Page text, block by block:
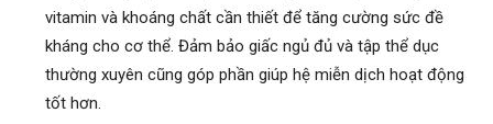
vitamin và khoáng chất cần thiết để tăng cường sức đề
kháng cho cơ thể. Đảm bảo giấc ngủ đủ và tập thể dục
thường xuyên cũng góp phần giúp hệ miễn dịch hoạt động
tốt hơn.